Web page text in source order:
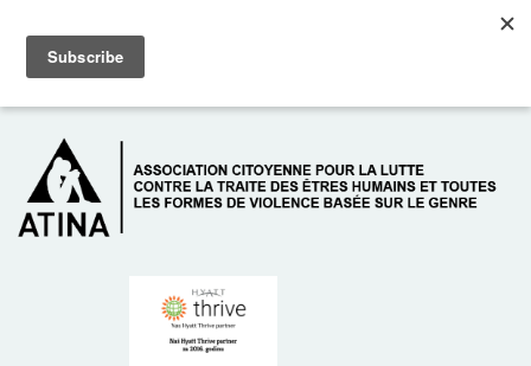
À PROPOS DE NOUS